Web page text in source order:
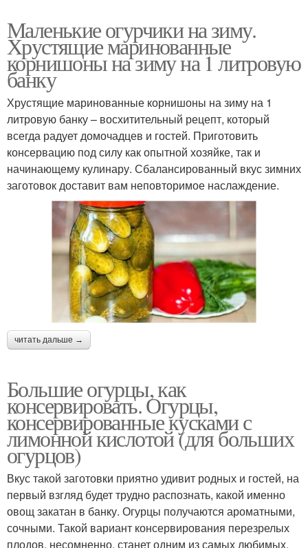
Маленькие огурчики на зиму.
Хрустящие маринованные
корнишоны на зиму на 1 литровую
банку
Хрустящие маринованные корнишоны на зиму на 1
литровую банку – восхитительный рецепт, который
всегда радует домочадцев и гостей. Приготовить
консервацию под силу как опытной хозяйке, так и
начинающему кулинару. Сбалансированный вкус зимних
заготовок доставит вам неповторимое наслаждение.
читать дальше →
Большие огурцы, как
консервировать. Огурцы,
консервированные кусками с
лимонной кислотой (для больших
огурцов)
Вкус такой заготовки приятно удивит родных и гостей, на
первый взгляд будет трудно распознать, какой именно
овощ закатан в банку. Огурцы получаются ароматными,
сочными. Такой вариант консервирования перезрелых
плодов, несомненно, станет одним из самых любимых,